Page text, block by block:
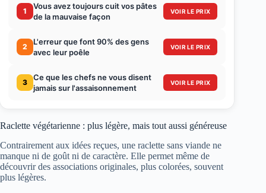
1
Vous avez toujours cuit vos pâtes
de la mauvaise façon
VOIR LE PRIX
2
L'erreur que font 90% des gens
avec leur poêle
VOIR LE PRIX
3
Ce que les chefs ne vous disent
jamais sur l'assaisonnement
VOIR LE PRIX
Raclette végétarienne : plus légère, mais tout aussi généreuse
Contrairement aux idées reçues, une raclette sans viande ne
manque ni de goût ni de caractère. Elle permet même de
découvrir des associations originales, plus colorées, souvent
plus légères.